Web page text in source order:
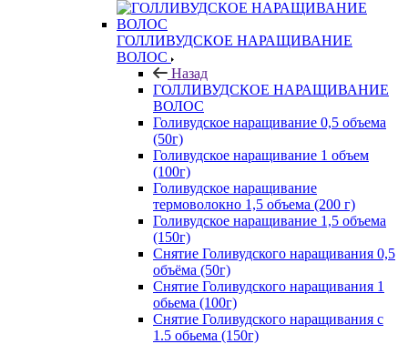
ГОЛЛИВУДСКОЕ НАРАЩИВАНИЕ
ВОЛОС
Назад
ГОЛЛИВУДСКОЕ НАРАЩИВАНИЕ
ВОЛОС
Голивудское наращивание 0,5 объема
(50г)
Голивудское наращивание 1 объем
(100г)
Голивудское наращивание
термоволокно 1,5 объема (200 г)
Голивудское наращивание 1,5 объема
(150г)
Снятие Голивудского наращивания 0,5
объёма (50г)
Снятие Голивудского наращивания 1
обьема (100г)
Снятие Голивудского наращивания с
1.5 обьема (150г)